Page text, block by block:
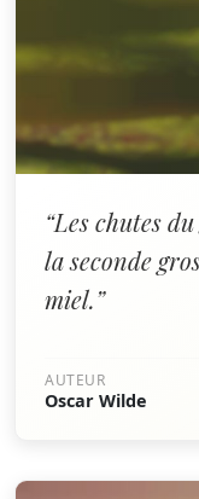
“Les chutes
la seconde
miel.”
AUTEUR
Oscar Wilde